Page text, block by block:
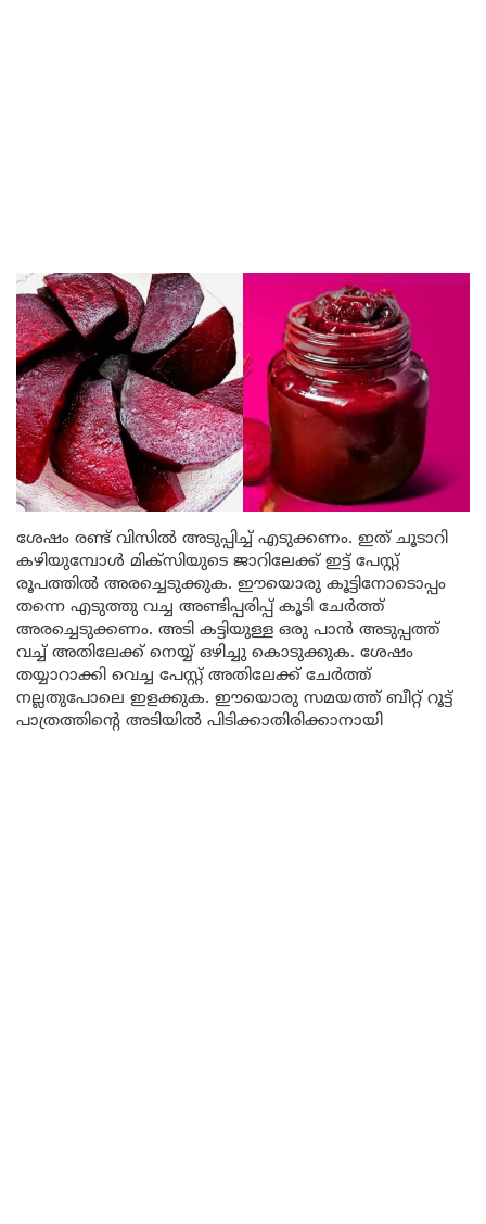
ശേഷം രണ്ട് വിസിൽ അടുപ്പിച്ച് എടുക്കണം. ഇത് ചൂടാറി
കഴിയുമ്പോൾ മിക്സിയുടെ ജാറിലേക്ക് ഇട്ട് പേസ്റ്റ്
രൂപത്തിൽ അരച്ചെടുക്കുക. ഈയൊരു കൂട്ടിനോടൊപ്പം
തന്നെ എടുത്തു വച്ച അണ്ടിപ്പരിപ്പ് കൂടി ചേർത്ത്
അരച്ചെടുക്കണം. അടി കട്ടിയുള്ള ഒരു പാൻ അടുപ്പത്ത്
വച്ച് അതിലേക്ക് നെയ്യ് ഒഴിച്ചു കൊടുക്കുക. ശേഷം
തയ്യാറാക്കി വെച്ച പേസ്റ്റ് അതിലേക്ക് ചേർത്ത്
നല്ലതുപോലെ ഇളക്കുക. ഈയൊരു സമയത്ത് ബീറ്റ് റൂട്ട്
പാത്രത്തിന്റെ അടിയിൽ പിടിക്കാതിരിക്കാനായി